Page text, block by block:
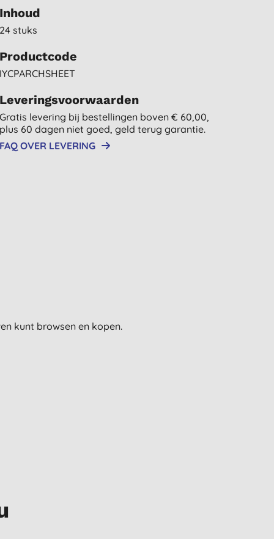
Inhoud
24 stuks
Productcode
IYCPARCHSHEET
Leveringsvoorwaarden
Gratis levering bij bestellingen boven € 60,00,
plus 60 dagen niet goed, geld terug garantie.
FAQ OVER LEVERING
kunt browsen en kopen.